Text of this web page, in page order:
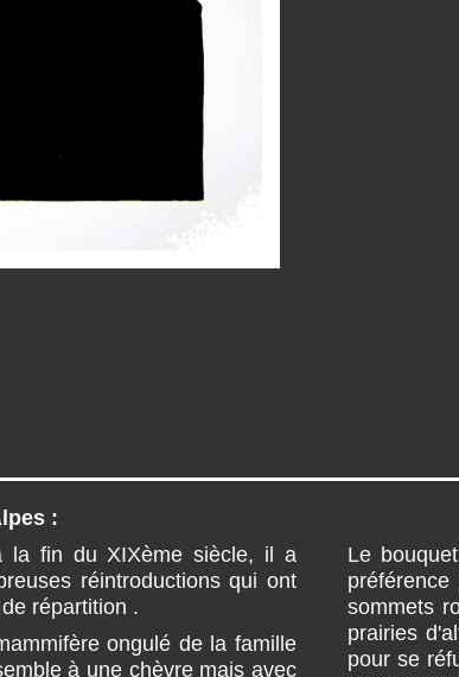
:
la fin du XIXème siècle, il a
réintroductions qui ont
répartition .
ongulé de la famille
à une chèvre mais avec
Le
sommets
prairies
pour se